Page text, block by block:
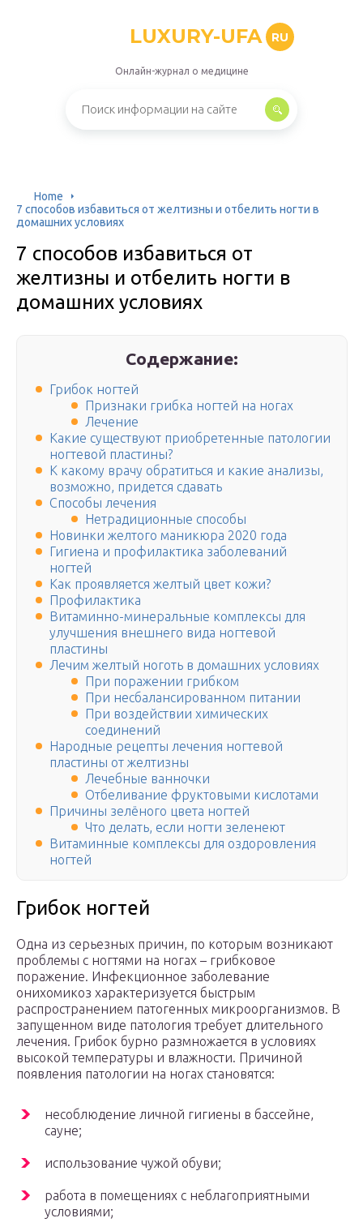
LUXURY-UFA RU
Онлайн-журнал о медицине
Home
7 способов избавиться от желтизны и отбелить ногти в
домашних условиях
7 способов избавиться от
желтизны и отбелить ногти в
домашних условиях
Содержание:
Грибок ногтей
Признаки грибка ногтей на ногах
Лечение
Какие существуют приобретенные патологии
ногтевой пластины?
К какому врачу обратиться и какие анализы,
возможно, придется сдавать
Способы лечения
Нетрадиционные способы
Новинки желтого маникюра 2020 года
Гигиена и профилактика заболеваний
ногтей
Как проявляется желтый цвет кожи?
Профилактика
Витаминно-минеральные комплексы для
улучшения внешнего вида ногтевой
пластины
Лечим желтый ноготь в домашних условиях
При поражении грибком
При несбалансированном питании
При воздействии химических
соединений
Народные рецепты лечения ногтевой
пластины от желтизны
Лечебные ванночки
Отбеливание фруктовыми кислотами
Причины зелёного цвета ногтей
Что делать, если ногти зеленеют
Витаминные комплексы для оздоровления
ногтей
Грибок ногтей
Одна из серьезных причин, по которым возникают
проблемы с ногтями на ногах – грибковое
поражение. Инфекционное заболевание
онихомикоз характеризуется быстрым
распространением патогенных микроорганизмов. В
запущенном виде патология требует длительного
лечения. Грибок бурно размножается в условиях
высокой температуры и влажности. Причиной
появления патологии на ногах становятся:
несоблюдение личной гигиены в бассейне,
сауне;
использование чужой обуви;
работа в помещениях с неблагоприятными
условиями;